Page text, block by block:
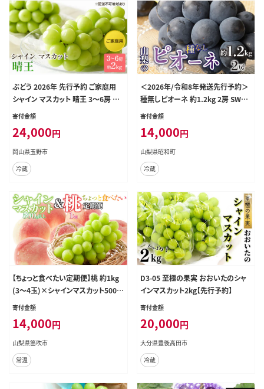
ぶどう 2026年 先行予約 ご家庭用
シャイン マスカット 晴王 3～6房 約2
kg ブドウ 葡萄 岡山県産 国産 フル
糖度 種なし 皮ごと 弾力 食感 美味し
い
寄付金額
24,000円
岡山県玉野市
冷蔵
＜2026年/令和8年発送先行予約＞
種無しピオーネ 約1.2kg 2房 SWAO
001
寄付金額
14,000円
山梨県昭和町
冷蔵
【ちょっと食べたい定期便】桃 約1kg
(3～4玉)×シャインマスカット500g
以上 126-024
寄付金額
14,000円
山梨県笛吹市
常温
D3-05 至極の果実 おおいたのシャ
インマスカット2kg【先行予約】
寄付金額
20,000円
大分県豊後高田市
冷蔵